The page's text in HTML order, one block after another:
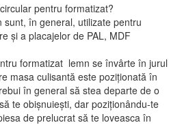
pentru formatizat?
în general, utilizate pentru
și a placajelor de PAL, MDF
formatizat lemn se învârte în jurul
masa culisantă este poziționată în
în general să stea departe de o
te obișnuiești, dar poziționându-te
de prelucrat să te loveasca în